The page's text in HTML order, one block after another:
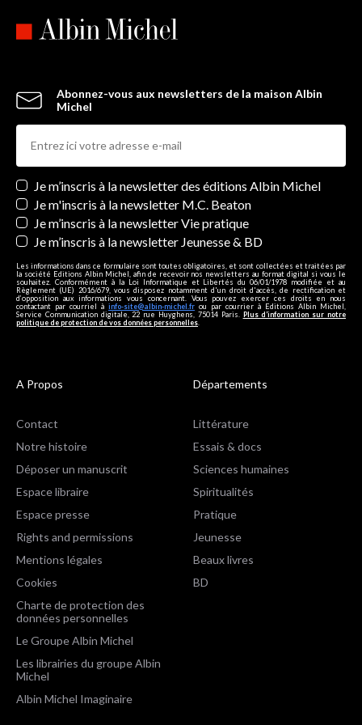
Abonnez-vous aux newsletters de la maison Albin
Michel
Newsletters
Je m’inscris à la newsletter des éditions Albin Michel
Je m'inscris à la newsletter M.C. Beaton
Je m’inscris à la newsletter Vie pratique
Je m’inscris à la newsletter Jeunesse & BD
Les informations dans ce formulaire sont toutes obligatoires, et sont collectées et traitées par
la société Editions Albin Michel, afin de recevoir nos newsletters au format digital si vous le
souhaitez. Conformément à la Loi Informatique et Libertés du 06/01/1978 modifiée et au
Règlement (UE) 2016/679, vous disposez notamment d'un droit d'accès, de rectification et
d’opposition aux informations vous concernant. Vous pouvez exercer ces droits en nous
contactant par courriel à info-site@albin-michel.fr ou par courrier à Editions Albin Michel,
Service Communication digitale, 22 rue Huyghens, 75014 Paris. Plus d’information sur notre
politique de protection de vos données personnelles
A Propos
Contact
Notre histoire
Déposer un manuscrit
Espace libraire
Espace presse
Rights and permissions
Mentions légales
Cookies
Charte de protection des
données personnelles
Le Groupe Albin Michel
Les librairies du groupe Albin
Michel
Albin Michel Imaginaire
Départements
Littérature
Essais & docs
Sciences humaines
Spiritualités
Pratique
Jeunesse
Beaux livres
BD